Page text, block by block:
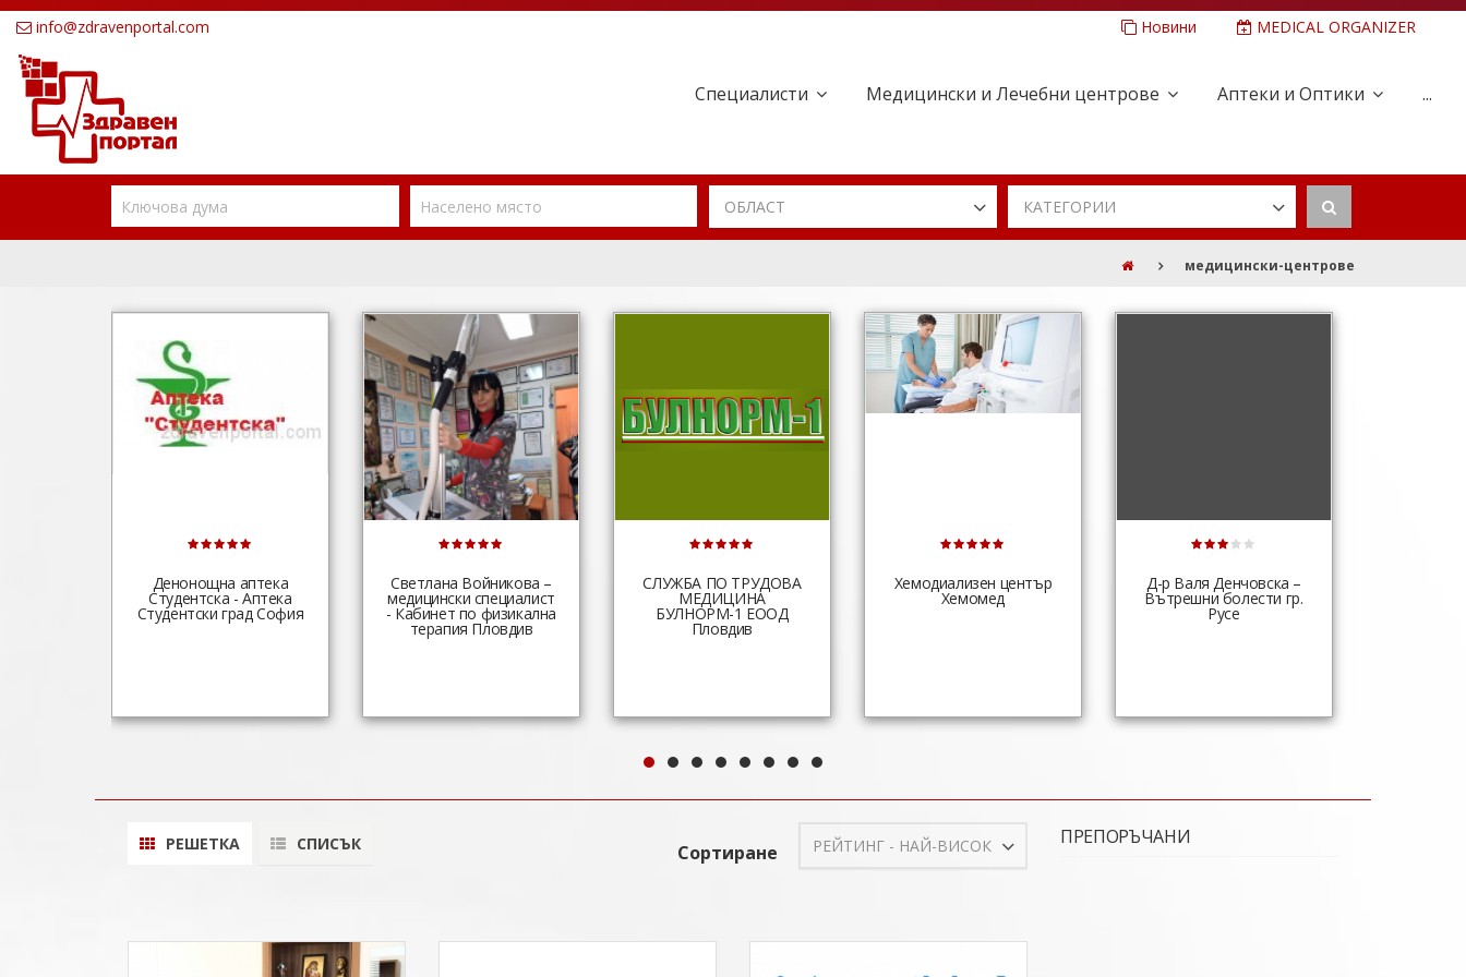
info@zdravenportal.com Новини MEDICAL ORGANIZER
Специалисти Медицински и Лечебни центрове Аптеки и Оптики ...
ОБЛАСТ КАТЕГОРИИ
медицински-центрове
Денонощна аптека
Студентска - Аптека
Студентски град София
Светлана Войникова –
медицински специалист
- Кабинет по физикална
терапия Пловдив
СЛУЖБА ПО ТРУДОВА
МЕДИЦИНА
БУЛНОРМ-1 ЕООД
Пловдив
Хемодиализен център
Хемомед
Д-р Валя Денчовска –
Вътрешни болести гр.
Русе
РЕШЕТКА СПИСЪК Сортиране РЕЙТИНГ - НАЙ-ВИСОК ПРЕПОРЪЧАНИ